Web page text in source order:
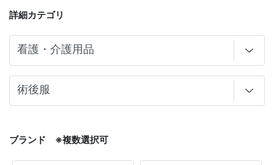
詳細カテゴリ
ブランド ※複数選択可